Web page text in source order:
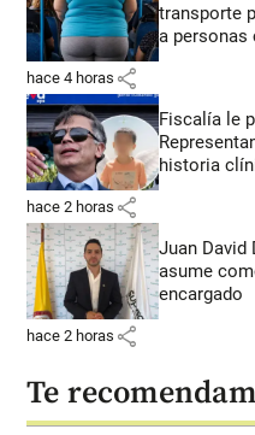
transporte
a personas
hace 4 horas share
Fiscalía le
historia
hace 2 horas share
Juan David
asume
encargado
hace 2 horas share
Te